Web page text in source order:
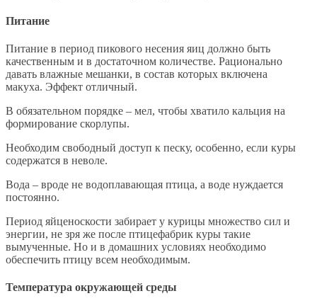
Питание
Питание в период пикового несения яиц должно быть
качественным и в достаточном количестве. Рационально
давать влажные мешанки, в состав которых включена
макуха. Эффект отличный.
В обязательном порядке – мел, чтобы хватило кальция на
формирование скорлупы.
Необходим свободный доступ к песку, особенно, если куры
содержатся в неволе.
Вода – вроде не водоплавающая птица, а воде нуждается
постоянно.
Период яйценоскости забирает у курицы множество сил и
энергии, не зря же после птицефабрик куры такие
вымученные. Но и в домашних условиях необходимо
обеспечить птицу всем необходимым.
Температура окружающей среды